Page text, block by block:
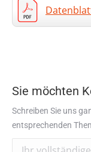
Sie möchten
Schreiben Sie uns
entsprechenden